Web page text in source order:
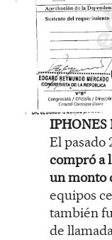
IPHONES
El pasado
compró a
un monto
equipos
también
de